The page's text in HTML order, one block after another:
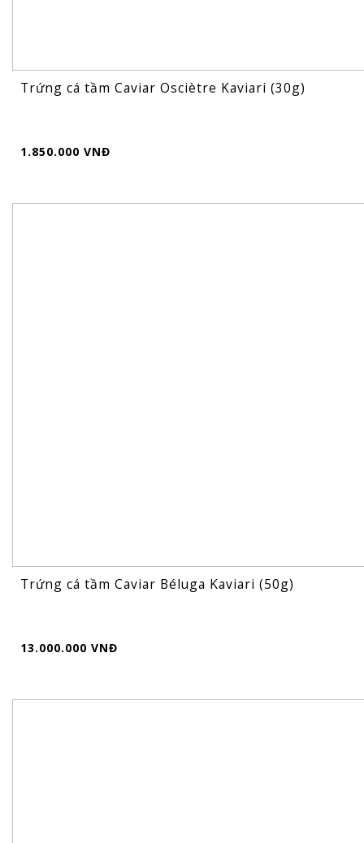
Trứng cá tầm Caviar Osciètre Kaviari (30g)
1.850.000 VNĐ
Trứng cá tầm Caviar Béluga Kaviari (50g)
13.000.000 VNĐ